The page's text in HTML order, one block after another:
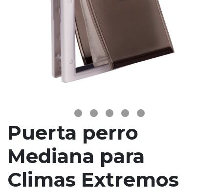
Puerta perro
Mediana para
Climas Extremos